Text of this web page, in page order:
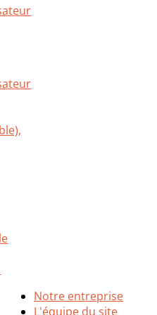
Notre entreprise
L'équipe du site